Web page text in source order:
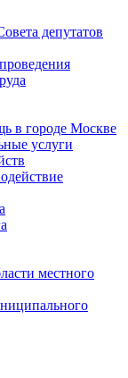
депутатов
в городе Москве
услуги
местного